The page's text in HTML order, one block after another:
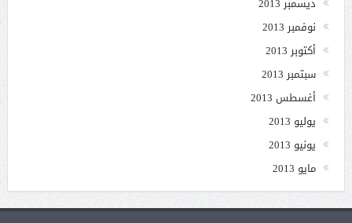
نوفمبر 2013
أكتوبر 2013
سبتمبر 2013
أغسطس 2013
يوليو 2013
يونيو 2013
مايو 2013